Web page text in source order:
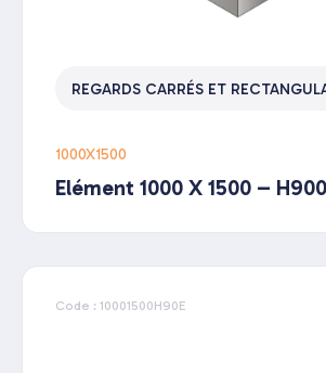
REGARDS CARRÉS ET
1000X1500
Elément 1000 X 1500 –
Code : 10001500H90E